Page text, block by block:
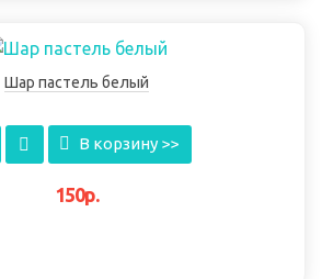
Шар пастель белый
В корзину >>
150р.